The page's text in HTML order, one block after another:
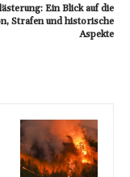
Ein Blick auf die
Strafen und historische
Aspekte